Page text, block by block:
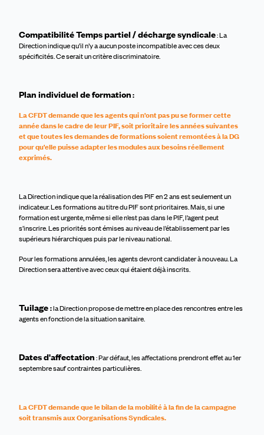
Compatibilité Temps partiel / décharge syndicale: La
Direction indique qu’il n’y a aucun poste incompatible avec ces deux
spécificités. Ce serait un critère discriminatoire.
Plan individuel de formation:
La CFDT demande que les agents qui n'ont pas pu se former cette
année dans le cadre de leur PIF, soit prioritaire les années suivantes
et que toutes les demandes de formations soient remontées à la DG
pour qu'elle puisse adapter les modules aux besoins réellement
exprimés.
La Direction indique que la réalisation desPIFen 2 ans est seulement un
indicateur. Les formations au titre du PIF sont prioritaires. Mais, si une
formation est urgente, même si elle n’est pas dans le PIF, l’agent peut
s’inscrire. Les priorités sont émises au niveau de l’établissement par les
supérieurs hiérarchiques puis par le niveau national.
Pour les formations annulées, les agents devront candidater à nouveau. La
Direction sera attentive avec ceux qui étaient déjà inscrits.
Tuilage:la Direction propose de mettre en place des rencontres entre les
agents en fonction de la situation sanitaire.
Dates d'affectation: Par défaut, les affectations prendront effet au 1er
septembre sauf contraintes particulières.
La CFDT demande que le bilan de la mobilité à la fin de la campagne
soit transmis aux Oorganisations Syndicales.